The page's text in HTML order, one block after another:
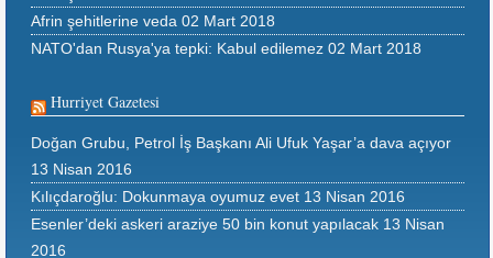
Afrin şehitlerine veda 02 Mart 2018
NATO'dan Rusya'ya tepki: Kabul edilemez 02 Mart 2018
Hurriyet Gazetesi
Doğan Grubu, Petrol İş Başkanı Ali Ufuk Yaşar’a dava açıyor
13 Nisan 2016
Kılıçdaroğlu: Dokunmaya oyumuz evet 13 Nisan 2016
Esenler’deki askeri araziye 50 bin konut yapılacak 13 Nisan
2016